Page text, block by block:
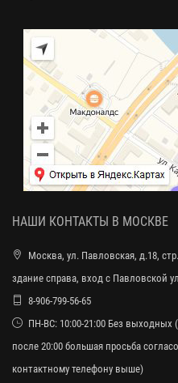
НАШИ КОНТАКТЫ В МОСКВЕ
Москва, ул. Павловская, д.18,
здание справа, вход с Павловской
8-906-799-56-65
ПН-ВС: 10:00-21:00 Без
после 20:00 большая просьба
контактному телефону выше)